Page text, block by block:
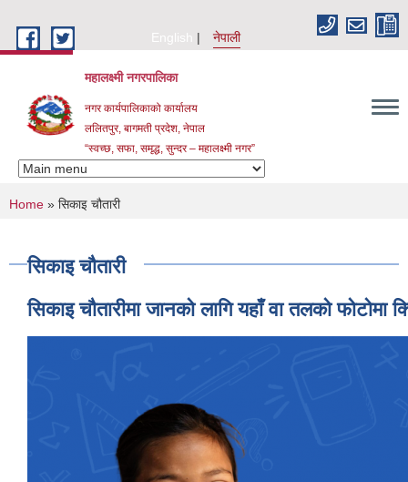
English
नेपाली
महालक्ष्मी नगरपालिका
नगर कार्यपालिकाको कार्यालय
ललितपुर, बागमती प्रदेश, नेपाल
“स्वच्छ, सफा, समृद्ध, सुन्दर – महालक्ष्मी नगर”
You are here
Home » सिकाइ चौतारी
सिकाइ चौतारी
सिकाइ चौतारीमा जानको लागि यहाँ वा तलको फोटोमा